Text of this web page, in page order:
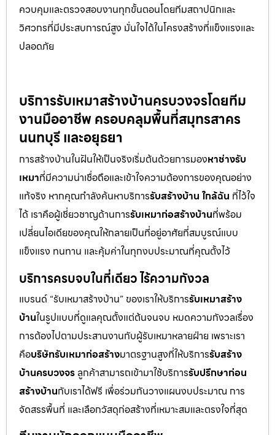
ควบคุมและตรวจสอบงานทุกขั้นตอนโดยทีมสถาปนิกและ
วิศวกรที่มีประสบการณ์สูง มั่นใจได้ในโครงสร้างที่แข็งแรงและ
ปลอดภัย
บริการรับเหมาสร้างบ้านครบวงจรโดยทีม
งานมืออาชีพ ครอบคลุมพื้นที่สมุทรสาคร
นนทบุรี และอยุธยา
การสร้างบ้านในฝันให้เป็นจริงเริ่มต้นด้วยการมองหาช่างรับ
เหมาที่มีความน่าเชื่อถือและเข้าใจความต้องการของคุณอย่าง
แท้จริง หากคุณกำลังค้นหาบริการรับสร้างบ้าน ใกล้ฉัน ที่ไว้ใจ
ได้ เราคือผู้เชี่ยวชาญด้านการรับเหมาก่อสร้างบ้านที่พร้อม
เปลี่ยนไอเดียของคุณให้กลายเป็นที่อยู่อาศัยที่สมบูรณ์แบบ
แข็งแรง ทนทาน และคุ้มค่าในทุกงบประมาณที่คุณตั้งไว้
บริการครบจบในที่เดียว ไร้ความกังวล
แบรนด์ “รับเหมาสร้างบ้าน” ของเราให้บริการรับเหมาสร้าง
บ้านในรูปแบบที่ดูแลคุณตั้งแต่ต้นจนจบ หมดความกังวลเรื่อง
การต้องไปตามประสานงานกับผู้รับเหมาหลายฝ่าย เพราะเรา
คือบริษัทรับเหมาก่อสร้างมาตรฐานสูงที่ให้บริการรับสร้าง
บ้านครบวงจร ลูกค้าสามารถเข้ามาใช้บริการรับปรึกษาก่อน
สร้างบ้านกับเราได้ฟรี เพื่อร่วมกันวางแผนงบประมาณ การ
จัดสรรพื้นที่ และเลือกวัสดุก่อสร้างที่เหมาะสมและตรงใจที่สุด